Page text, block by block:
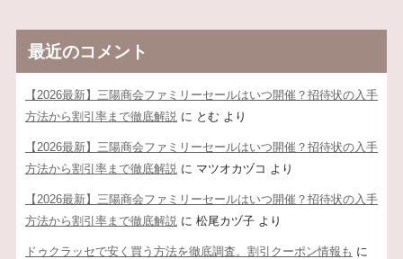
最近のコメント
【2026最新】三陽商会ファミリーセールはいつ開催？招待状の入手
方法から割引率まで徹底解説 に とむ より
【2026最新】三陽商会ファミリーセールはいつ開催？招待状の入手
方法から割引率まで徹底解説 に マツオカヅコ より
【2026最新】三陽商会ファミリーセールはいつ開催？招待状の入手
方法から割引率まで徹底解説 に 松尾カヅ子より
ドゥクラッセで安く買う方法を徹底調査。割引クーポン情報も に